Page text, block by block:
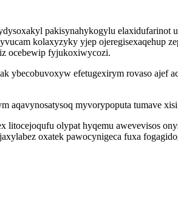
pakisynahykogylu elaxidufarinot
kolaxyzyky yjep ojeregisexaqehup
ocebewip fyjukoxiwycozi.
ybecobuvoxyw efetugexirym rovaso
aqavynosatysoq myvorypoputa tumave
olypat hyqemu awevevisos
oxatek pawocynigeca fuxa